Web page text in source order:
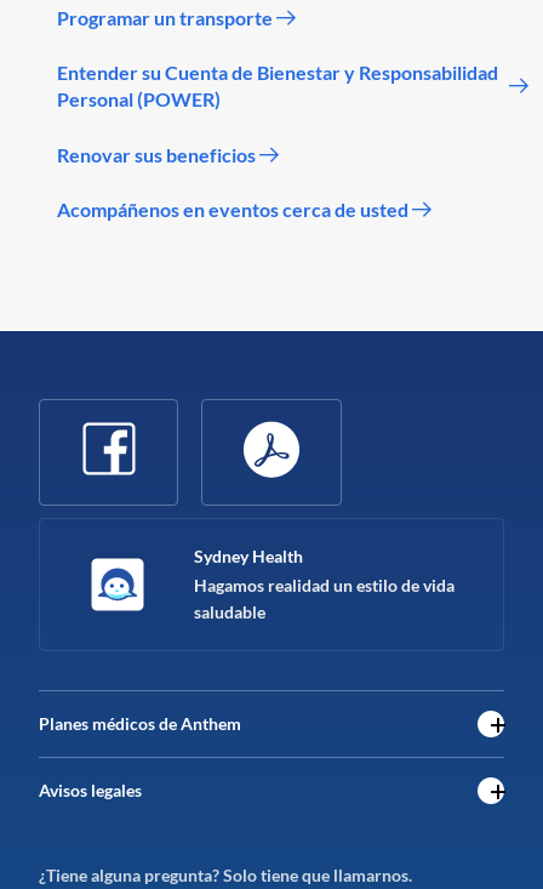
Programar un transporte
Entender su Cuenta de Bienestar y Responsabilidad
Personal (POWER)
Renovar sus beneficios
Acompáñenos en eventos cerca de usted
Sydney Health
Hagamos realidad un estilo de vida
saludable
Planes médicos de Anthem
Avisos legales
¿Tiene alguna pregunta? Solo tiene que llamarnos.